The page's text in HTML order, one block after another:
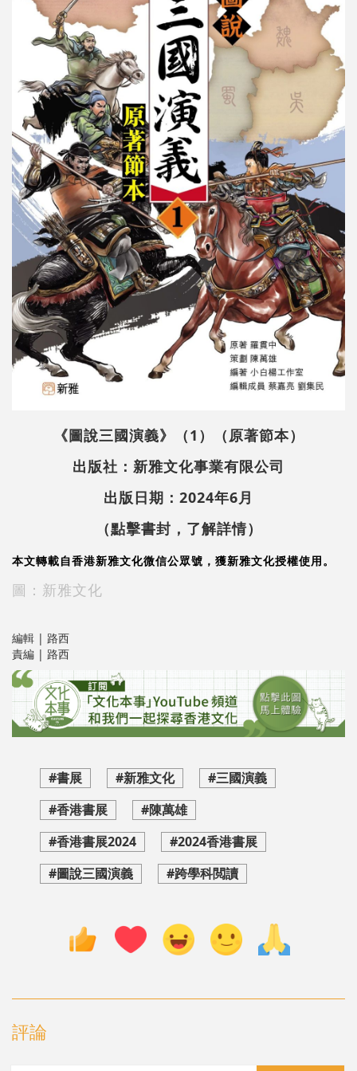
《圖說三國演義》（1）（原著節本）
出版社：新雅文化事業有限公司
出版日期：2024年6月
（點擊書封，了解詳情）
本文轉載自香港新雅文化微信公眾號，獲新雅文化授權使用。
圖：新雅文化
編輯 | 路西
責編 | 路西
#書展 #新雅文化
#三國演義
#香港書展
#陳萬雄
#香港書展2024
#2024香港書展
#圖說三國演義
#跨學科閲讀
評論